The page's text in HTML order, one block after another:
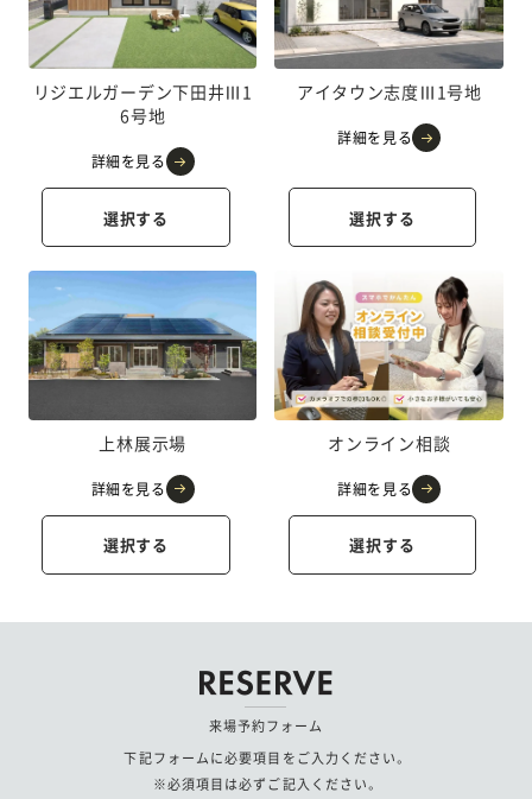
リジエルガーデン下田井Ⅲ1
6号地
詳細を見る
選択する
アイタウン志度Ⅲ1号地
詳細を見る
選択する
上林展示場
詳細を見る
選択する
オンライン相談
詳細を見る
選択する
来場予約フォーム
下記フォームに必要項目をご入力ください。
※必須項目は必ずご記入ください。